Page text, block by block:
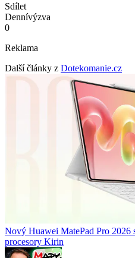
Sdílet
Dennívýzva
0
Reklama
Další články z Dotekomanie.cz
Nový Huawei MatePad Pro 2026
procesory Kirin